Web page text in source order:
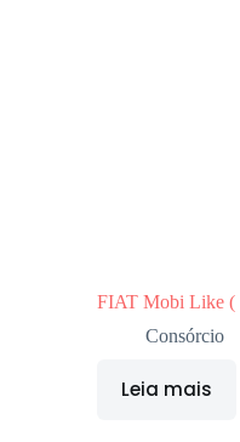
FIAT Mobi Like (
Consórcio
Leia mais